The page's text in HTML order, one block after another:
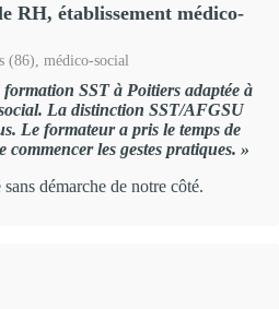
RH, établissement médico-
(86), médico-social
SST à Poitiers adaptée à
La distinction SST/AFGSU
Le formateur a pris le temps de
commencer les gestes pratiques. »
démarche de notre côté.